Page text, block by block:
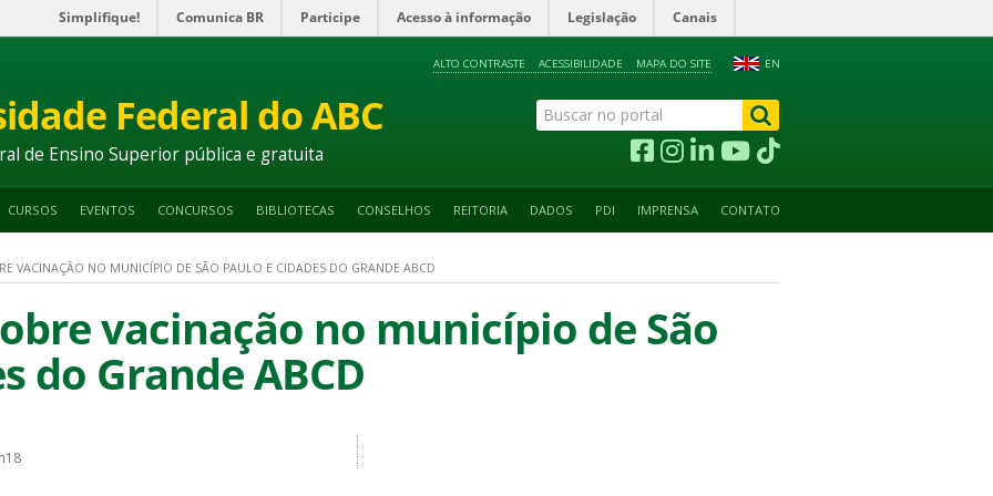
Simplifique! Comunica BR Participe Acesso à informação Legislação Canais
EN
ALTO CONTRASTE ACESSIBILIDADE MAPA DO SITE
Federal do ABC
de Ensino Superior pública e gratuita
CURSOS EVENTOS CONCURSOS BIBLIOTECAS CONSELHOS REITORIA DADOS PDI IMPRENSA CONTATO
VACINAÇÃO NO MUNICÍPIO DE SÃO PAULO E CIDADES DO GRANDE ABCD
vacinação no município de São
do Grande ABCD